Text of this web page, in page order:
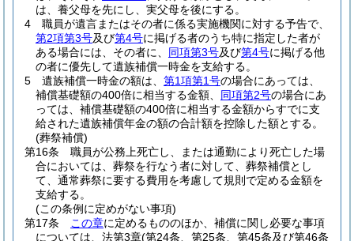
は、養父母を先にし、実父母を後にする。
4
職員が遺言またはその者に係る実施機関に対する予告で、
第2項第3号及び第4号に掲げる者のうち特に指定した者が
ある場合には、その者に、 同項第3号及び第4号に掲げる他
の者に優先して遺族補償一時金を支給する。
5
遺族補償一時金の額は、 第1項第1号の場合にあっては、
補償基礎額の400倍に相当する金額、 同項第2号の場合にあ
っては、補償基礎額の400倍に相当する金額からすでに支
給された遺族補償年金の額の合計額を控除した額とする。
(葬祭補償)
第16条
職員が公務上死亡し、または通勤により死亡した場
合においては、葬祭を行なう者に対して、葬祭補償とし
て、通常葬祭に要する費用を考慮して規則で定める金額を
支給する。
(この条例に定めがない事項)
第17条
この章に定めるもののほか、補償に関し必要な事項
については、法第3章(第24条、第25条、第45条及び第46条